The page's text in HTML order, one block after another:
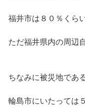
福井市は８０％くら
ただ福井県内の周辺
ちなみに被災地であ
輪島市にいたっては